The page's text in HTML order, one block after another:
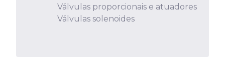
Válvulas proporcionais e atuadores
Válvulas solenoides